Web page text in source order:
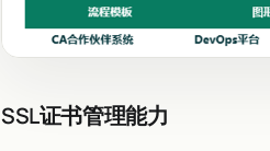
SSL证书管理能力